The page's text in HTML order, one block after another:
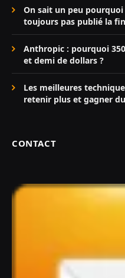
On sait un peu pourquoi
toujours pas publié la
Anthropic : pourquoi
et demi de dollars ?
Les meilleures
retenir plus et gagner
CONTACT